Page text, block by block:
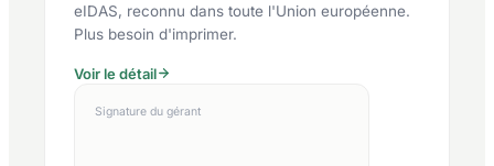
eIDAS, reconnu dans toute l'Union européenne.
Plus besoin d'imprimer.
Voir le détail
Signature du gérant